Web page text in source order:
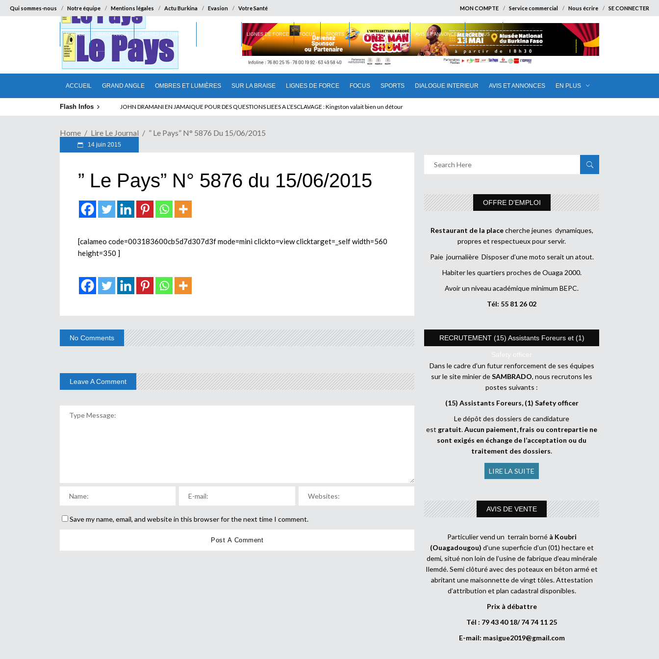
Qui sommes-nous Notre équipe Mentions légales Actu Burkina Evasion Votre Santé MON COMPTE Service commercial Nous écrire SE CONNECTER
ACCUEIL GRAND ANGLE OMBRES ET LUMIÈRES SUR LA BRAISE LIGNES DE FORCE FOCUS SPORTS DIALOGUE INTERIEUR AVIS ET ANNONCES EN PLUS
ACCUEIL GRAND ANGLE OMBRES ET LUMIÈRES LIGNES DE FORCE FOCUS SPORTS DIALOGUE INTERIEUR AVIS ET ANNONCES EN PLUS
Flash Infos ELECTION DE TALON A LA TETE DU SENAT BENINOIS : Quand Patrice quitte le pouvoir sans partir !
Home Lire Le Journal ” Le Pays” N° 5876 Du 15/06/2015
14 juin 2015
” Le Pays” N° 5876 du 15/06/2015
[calameo code=003183600cb5d7d307d3f mode=mini clickto=view clicktarget=_self width=560
height=350 ]
No Comments
Leave A Comment
Save my name, email, and website in this browser for the next time I comment.
OFFRE D’EMPLOI
Restaurant de la placecherche jeunes dynamiques,
propres et respectueux pour servir.
Paie journalière Disposer d’une moto serait un atout.
Habiter les quartiers proches de Ouaga 2000.
Avoir un niveau académique minimum BEPC.
Tél: 55 81 26 02
RECRUTEMENT (15) Assistants Foreurs et (1)
Safety officer
Dans le cadre d’un futur renforcement de ses équipes
sur le site minier deSAMBRADO, nous recrutons les
postes suivants :
(15) Assistants Foreurs, (1) Safety officer
Le dépôt des dossiers de candidature
est gratuit.Aucun paiement, frais ou contrepartie ne
sont exigés en échange de l’acceptation ou du
traitement des dossiers.
LIRE LA SUITE
AVIS DE VENTE
Particulier vend un terrain borné à Koubri
(Ouagadougou) d’une superficie d’un (01) hectare et
demi, situé non loin de l’usine de fabrique d’eau minérale
Ilemdé. Semi clôturé avec des poteaux en béton armé et
abritant une maisonnette de vingt tôles. Attestation
d’attribution et plan cadastral disponibles.
Prix à débattre
Tél : 79 43 40 18/ 74 74 11 25
E-mail: masigue2019@gmail.com